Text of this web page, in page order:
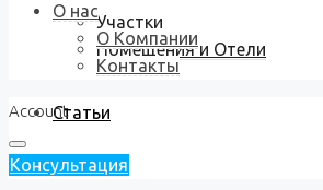
Участки
Помещения и Отели
Статьи
О нас
О Компании
Контакты
Account
Консультация